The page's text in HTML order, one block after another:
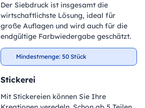
Der Siebdruck ist insgesamt die
wirtschaftlichste Lösung, ideal für
große Auflagen und wird auch für die
endgültige Farbwiedergabe geschätzt.
Mindestmenge: 50 Stück
Stickerei
Mit Stickereien können Sie Ihre